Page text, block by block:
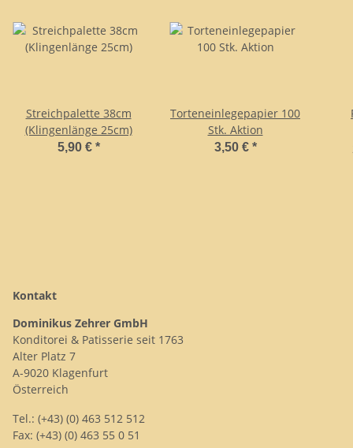
Streichpalette 38cm
(Klingenlänge 25cm)
5,90 € *
Torteneinlegepapier 100
Stk. Aktion
3,50 € *
Kontakt
Dominikus Zehrer GmbH
Konditorei & Patisserie seit 1763
Alter Platz 7
A-9020 Klagenfurt
Österreich
Tel.: (+43) (0) 463 512 512
Fax: (+43) (0) 463 55 0 51